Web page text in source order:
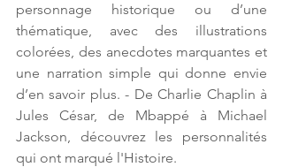
personnage historique ou d’une
thématique, avec des illustrations
colorées, des anecdotes marquantes et
une narration simple qui donne envie
d’en savoir plus. - De Charlie Chaplin à
Jules César, de Mbappé à Michael
Jackson, découvrez les personnalités
qui ont marqué l'Histoire.